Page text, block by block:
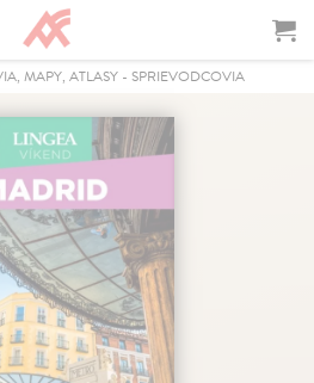
MAPY, ATLASY - SPRIEVODCOVIA